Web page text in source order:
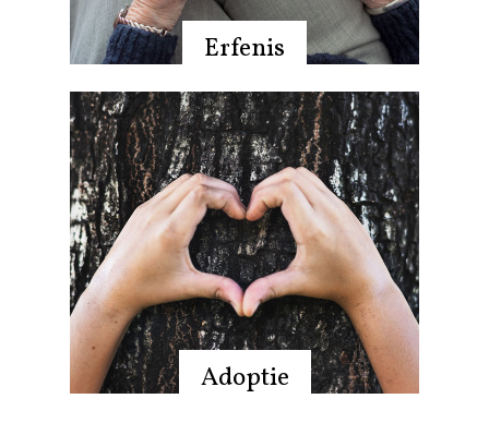
Erfenis
Adoptie